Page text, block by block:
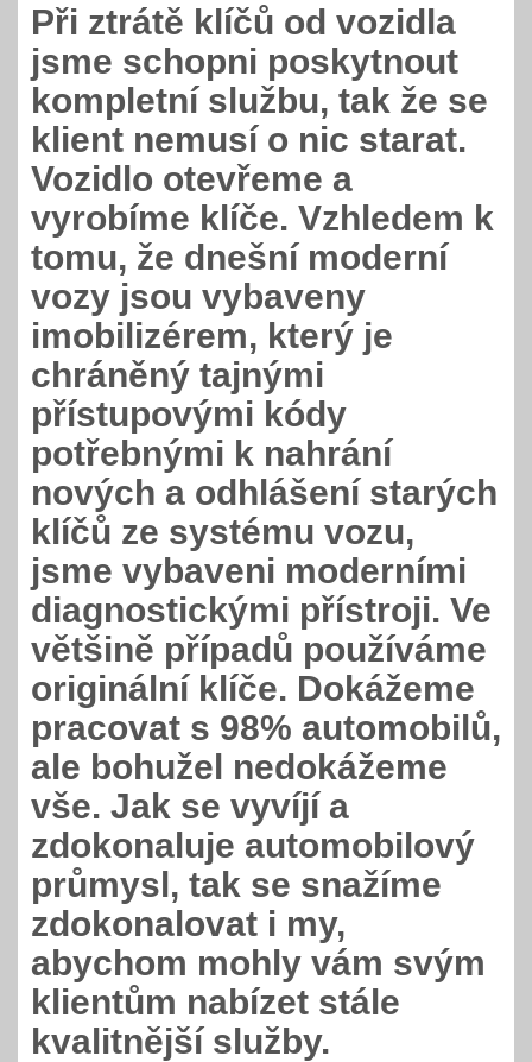
Při ztrátě klíčů od vozidla
jsme schopni poskytnout
kompletní službu, tak že se
klient nemusí o nic starat.
Vozidlo otevřeme a
vyrobíme klíče. Vzhledem k
tomu, že dnešní moderní
vozy jsou vybaveny
imobilizérem, který je
chráněný tajnými
přístupovými kódy
potřebnými k nahrání
nových a odhlášení starých
klíčů ze systému vozu,
jsme vybaveni moderními
diagnostickými přístroji. Ve
většině případů používáme
originální klíče. Dokážeme
pracovat s 98% automobilů,
ale bohužel nedokážeme
vše. Jak se vyvíjí a
zdokonaluje automobilový
průmysl, tak se snažíme
zdokonalovat i my,
abychom mohly vám svým
klientům nabízet stále
kvalitnější služby.